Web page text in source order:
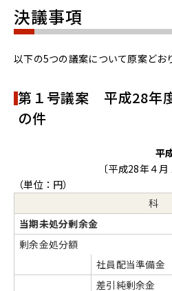
決議事項
以下の5つの議案について原案どお
第１号議案 平成28年
の件
平
〔平成28年４
（単位：円）
科
当期未処分剰余金
剰余金処分額
社員配当準備金
差引純剰余金